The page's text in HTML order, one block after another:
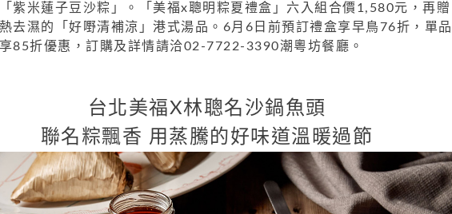
紫米蓮子豆沙粽」。「美福x聰明粽夏禮盒」 六入組合價1,580元，再贈
去濕的「好嘢清補涼」港式湯品。6月6日前預訂禮盒享早鳥76折，單品
85折優惠，訂購及詳情請洽02-7722-3390潮粵坊餐廳。
台北美福X林聰名沙鍋魚頭
聯名粽飄香 用蒸騰的好味道溫暖過節